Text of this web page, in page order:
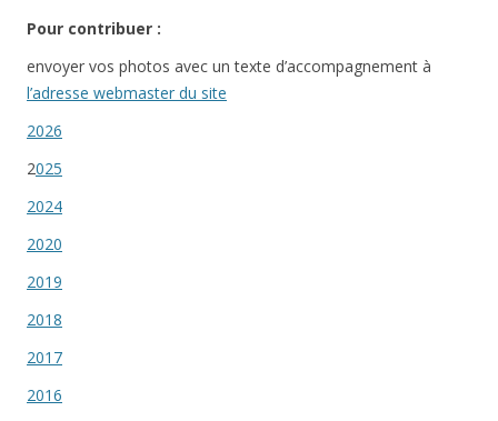
Pour contribuer :
envoyer vos photos avec un texte d’accompagnement à
l’adresse webmaster du site
2026
2025
2024
2020
2019
2018
2017
2016